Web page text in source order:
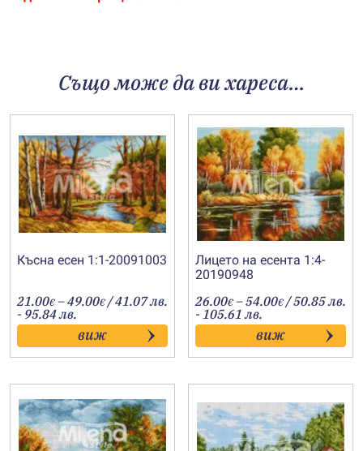
Също може да ви хареса…
Късна есен 1:1-20091003
21.00€ –49.00€Price
range:
21.00€
through
49.00€
/ 41.07 лв.
- 95.84 лв.
виж
Лицето на есента 1:4-
20190948
26.00€ –54.00€Price
range:
26.00€
through
54.00€
/ 50.85 лв.
- 105.61 лв.
виж